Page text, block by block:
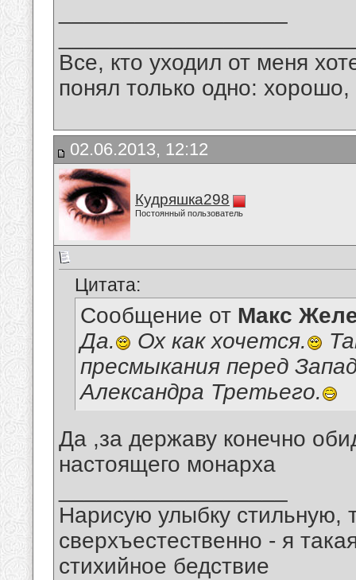
Все, кто уходил от меня
понял только одно:
02.06.2013, 12:12
Кудряшка298
Постоянный пользователь
Цитата:
Сообщение от Макс
Да.
Ох как хочется.
пресмыкания перед
Александра Третьего.
Да ,за державу конечно
настоящего монарха
Нарисую улыбку стильную,
сверхъестественно - я
стихийное бедствие